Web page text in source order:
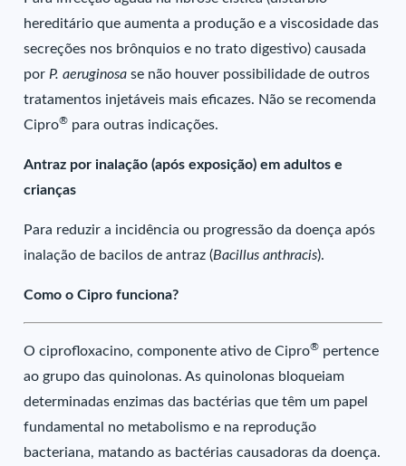
hereditário que aumenta a produção e a viscosidade das
secreções nos brônquios e no trato digestivo) causada
por P. aeruginosa se não houver possibilidade de outros
tratamentos injetáveis mais eficazes. Não se recomenda
Cipro® para outras indicações.
Antraz por inalação (após exposição) em adultos e
crianças
Para reduzir a incidência ou progressão da doença após
inalação de bacilos de antraz (Bacillus anthracis).
Como o Cipro funciona?
O ciprofloxacino, componente ativo de Cipro® pertence
ao grupo das quinolonas. As quinolonas bloqueiam
determinadas enzimas das bactérias que têm um papel
fundamental no metabolismo e na reprodução
bacteriana, matando as bactérias causadoras da doença.